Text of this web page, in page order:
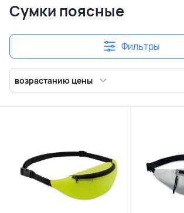
Сумки поясные
Фильтры
возрастанию цены